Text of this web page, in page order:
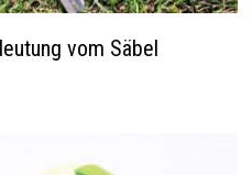
vom Säbel